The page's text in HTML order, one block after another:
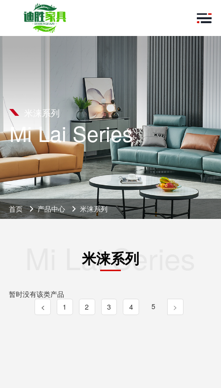
米涞系列
Mi Lai Series
首页 产品中心 米涞系列
Mi Lai Series
米涞系列
暂时没有该类产品
<
1 2 3 4 5 >